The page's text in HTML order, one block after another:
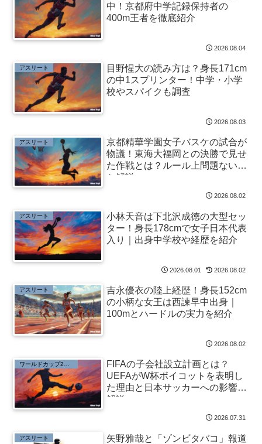
中！京都府中学記録保持者の
400m王者を徹底紹介
2026.08.04
アスリート
目野惺大の読み方は？身長171cm
の中1スプリンター！中学・小学
校やスパイクも調査
2026.08.03
アスリート
京都精華学園女子バスケの試合が
物議！東海大福岡との決勝で見せ
た作戦とは？ルール上問題ないの
か解説
2026.08.02
アスリート
小林天音は下北沢成徳の大型セッ
ター！身長178cmで女子日本代表
入り｜出身中学校や経歴を紹介
2026.08.01 2026.08.02
アスリート
吉永優衣の陸上経歴！身長152cm
の小柄な女王は西諫早中出身｜
100mとハードルの実力を紹介
2026.08.02
FIFAの子会社設立計画とは？
UEFAがW杯ボイコットを表明し
た理由と日本サッカーへの影響を
解説
2026.07.31
アスリート
矢野雅哉と「ゾンビタバコ」報道